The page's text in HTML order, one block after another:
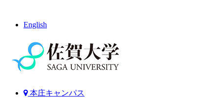
English
本庄キャンパス